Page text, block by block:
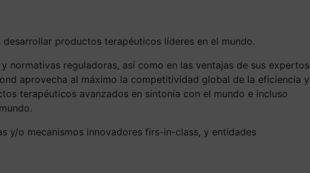
productos terapéuticos líderes en el mundo.
reguladoras, así como en las ventajas de sus expertos
aprovecha al máximo la competitividad global de la eficiencia y
terapéuticos avanzados en sintonía con el mundo e incluso
y/o mecanismos innovadores firs-in-class, y entidades